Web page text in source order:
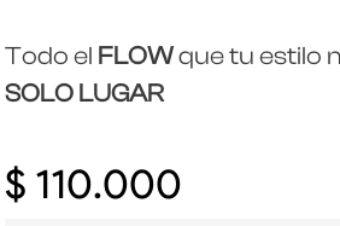
Todo el FLOWque tu estilo
SOLO LUGAR
$ 110.000